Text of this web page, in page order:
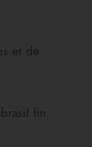
et de
fin.